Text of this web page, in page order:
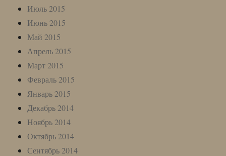
Июль 2015
Июнь 2015
Май 2015
Апрель 2015
Март 2015
Февраль 2015
Январь 2015
Декабрь 2014
Ноябрь 2014
Октябрь 2014
Сентябрь 2014